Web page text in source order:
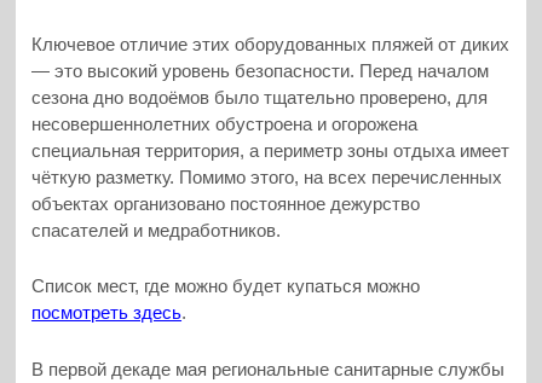
Ключевое отличие этих оборудованных пляжей от диких
— это высокий уровень безопасности. Перед началом
сезона дно водоёмов было тщательно проверено, для
несовершеннолетних обустроена и огорожена
специальная территория, а периметр зоны отдыха имеет
чёткую разметку. Помимо этого, на всех перечисленных
объектах организовано постоянное дежурство
спасателей и медработников.
Список мест, где можно будет купаться можно
посмотреть здесь.
В первой декаде мая региональные санитарные службы